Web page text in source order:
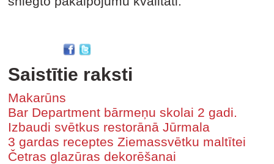
Saistītie raksti
Makarūns
Bar Department bārmeņu skolai 2 gadi.
Izbaudi svētkus restorānā Jūrmala
3 gardas receptes Ziemassvētku maltītei
Četras glazūras dekorēšanai